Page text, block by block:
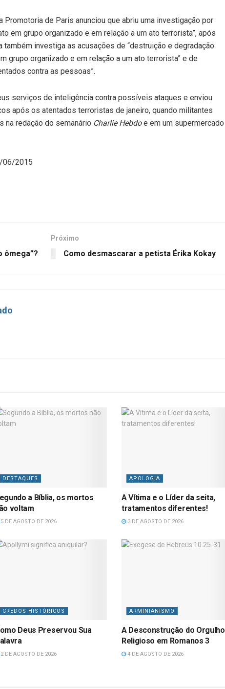
Promotoria de Paris anunciou que abriu uma investigação por
em grupo organizado e em relação a um ato terrorista”, após
também investiga as acusações de “destruição e degradação
grupo organizado e em relação a um ato terrorista” e de
contra as pessoas”.
serviços de inteligência contra possíveis ataques e enviou
após os atentados terroristas de janeiro, quando militantes
redação do semanário Charlie Hebdoe em um supermercado
06/2015
ômega”?
Próximo
Como desmascarar a petista Érika Kokay
DESTAQUES
a Bíblia, os mortos
voltam
DE AGOSTO DE 2026
APOLOGIA
A Vítima e o Líder da seita,
tratamentos diferentes!
3 DE AGOSTO DE 2026
CREDOS HISTÓRICOS
Deus Preservou Sua
DE AGOSTO DE 2026
ARMINIANISMO
A Desconstrução do Orgulho
Religioso em Romanos 3
4 DE AGOSTO DE 2026